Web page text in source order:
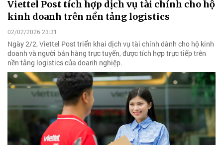
Viettel Post tích hợp dịch vụ tài chính cho hộ
kinh doanh trên nền tảng logistics
02/02/2026 23:31
Ngày 2/2, Viettel Post triển khai dịch vụ tài chính dành cho hộ kinh
doanh và người bán hàng trực tuyến, được tích hợp trực tiếp trên
nền tảng logistics của doanh nghiệp.